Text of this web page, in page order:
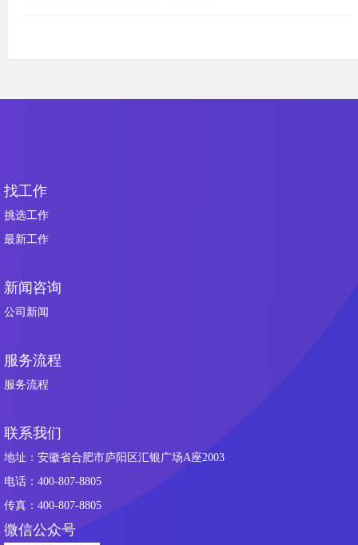
找工作
挑选工作
最新工作
新闻咨询
公司新闻
服务流程
服务流程
联系我们
地址：安徽省合肥市庐阳区汇银广场A座2003
电话：400-807-8805
传真：400-807-8805
微信公众号